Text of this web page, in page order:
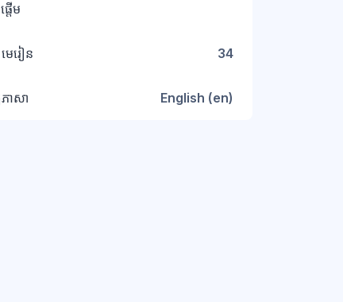
ផ្តើម
មេរៀន 34
ភាសា English ‎(en)‎